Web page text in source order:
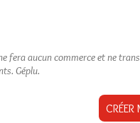
fera aucun commerce et ne
Géplu.